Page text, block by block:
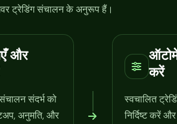
ट्रेडिंग संचालन के अनुरूप हैं।
और
संदर्भ को
अनुमति, और
करें
स्वचालित
निर्दिष्ट करें